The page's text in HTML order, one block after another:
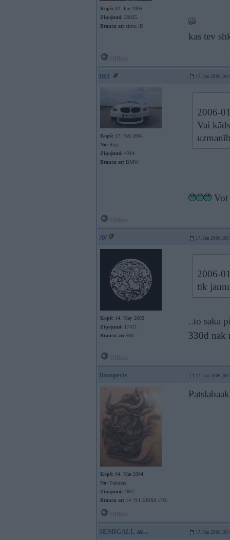
Kopš: 02. Jun 2005
Ziņojumi: 29025
Braucu ar: sievu :D
kas tev
IR3 17. Jan 2006,
Kopš: 17. Feb 2004
No: Rīga
Ziņojumi: 4314
Braucu ar: BMW
2006-
Vai
Vot
AV 17. Jan 2006,
Kopš: 14. May 2002
Ziņojumi: 17411
Braucu ar: 500
2006-
tik
..to saka
330d nak
Bamperis 17. Jan 2006,
Kopš: 04. Mar 2004
No: Tukums
Ziņojumi: 4837
Braucu ar: 14` f11 530Xd ///M
SEMIGALL 17. Jan 2006,